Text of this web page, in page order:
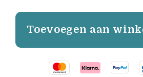
Toevoegen aan